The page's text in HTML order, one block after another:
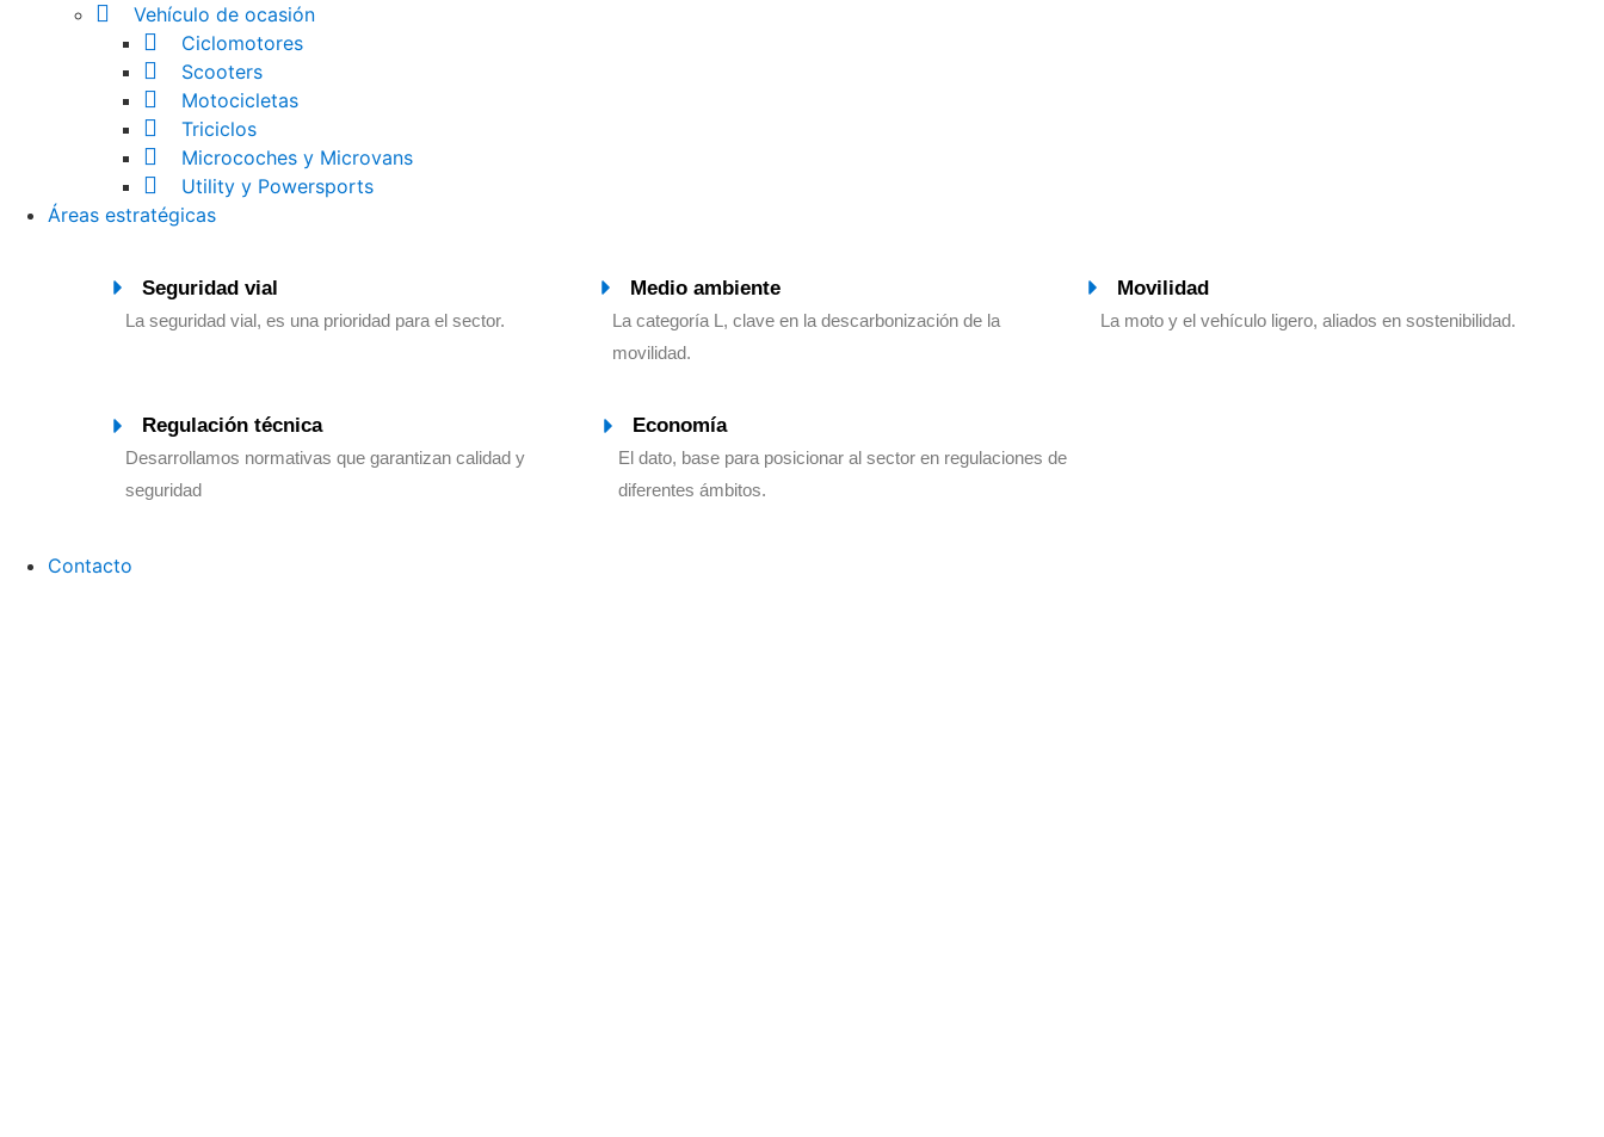
Vehículo de ocasión
Ciclomotores
Scooters
Motocicletas
Triciclos
Microcoches y Microvans
Utility y Powersports
Áreas estratégicas
Seguridad vial
La seguridad vial, es una prioridad para el sector.
Medio ambiente
La categoría L, clave en la descarbonización de la
movilidad.
Movilidad
La moto y el vehículo ligero, aliados en sostenibilidad.
Regulación técnica
Desarrollamos normativas que garantizan calidad y
seguridad
Economía
El dato, base para posicionar al sector en regulaciones de
diferentes ámbitos.
Contacto